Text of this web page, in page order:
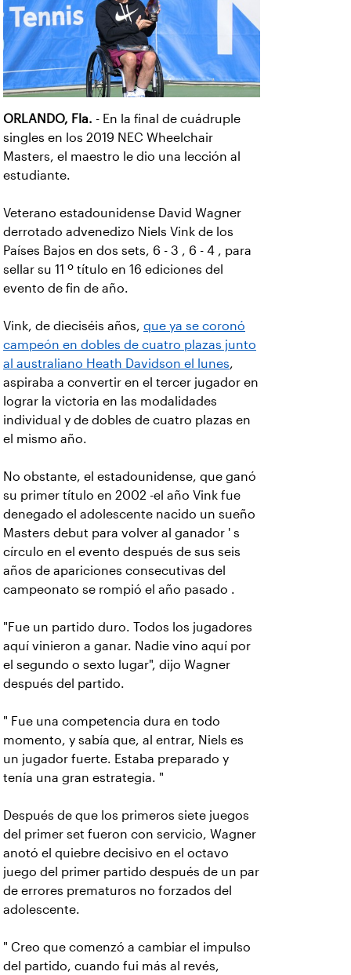
ORLANDO, Fla. - En la final de cuádruple
singles en los 2019 NEC Wheelchair
Masters, el maestro le dio una lección al
estudiante.
Veterano estadounidense David Wagner
derrotado advenedizo Niels Vink de los
Países Bajos en dos sets, 6 - 3 , 6 - 4 , para
sellar su 11 º título en 16 ediciones del
evento de fin de año.
Vink, de dieciséis años, que ya se coronó
campeón en dobles de cuatro plazas junto
al australiano Heath Davidson el lunes,
aspiraba a convertir en el tercer jugador en
lograr la victoria en las modalidades
individual y de dobles de cuatro plazas en
el mismo año.
No obstante, el estadounidense, que ganó
su primer título en 2002 -el año Vink fue
denegado el adolescente nacido un sueño
Masters debut para volver al ganador ' s
círculo en el evento después de sus seis
años de apariciones consecutivas del
campeonato se rompió el año pasado .
"Fue un partido duro. Todos los jugadores
aquí vinieron a ganar. Nadie vino aquí por
el segundo o sexto lugar", dijo Wagner
después del partido.
" Fue una competencia dura en todo
momento, y sabía que, al entrar, Niels es
un jugador fuerte. Estaba preparado y
tenía una gran estrategia. "
Después de que los primeros siete juegos
del primer set fueron con servicio, Wagner
anotó el quiebre decisivo en el octavo
juego del primer partido después de un par
de errores prematuros no forzados del
adolescente.
" Creo que comenzó a cambiar el impulso
del partido, cuando fui más al revés,